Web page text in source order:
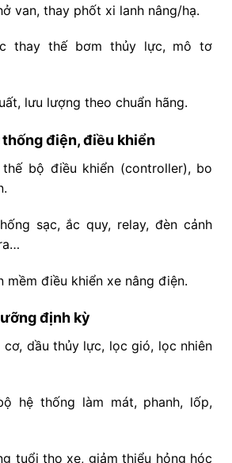
van, thay phốt xi lanh nâng/hạ.
thay thế bơm thủy lực, mô tơ
lưu lượng theo chuẩn hãng.
điện, điều khiển
bộ điều khiển (controller), bo
sạc, ắc quy, relay, đèn cảnh
mềm điều khiển xe nâng điện.
định kỳ
cơ, dầu thủy lực, lọc gió, lọc nhiên
hệ thống làm mát, phanh, lốp,
tuổi thọ xe, giảm thiểu hỏng hóc